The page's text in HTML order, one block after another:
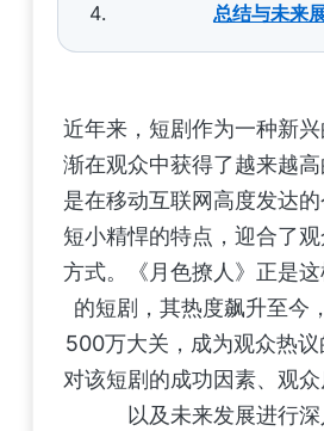
总结与未来
近年来，短剧作为一种新
渐在观众中获得了越来越
是在移动互联网高度发达
短小精悍的特点，迎合了
方式。《月色撩人》正是
的短剧，其热度飙升至今
500万大关，成为观众热
对该短剧的成功因素、观
以及未来发展进行深